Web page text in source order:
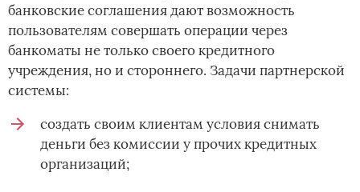
банковские соглашения дают возможность
пользователям совершать операции через
банкоматы не только своего кредитного
учреждения, но и стороннего. Задачи партнерской
системы:
создать своим клиентам условия снимать
деньги без комиссии у прочих кредитных
организаций;